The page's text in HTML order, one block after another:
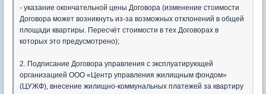
- указание окончательной цены Договора (изменение стоимости
Договора может возникнуть из-за возможных отклонений в общей
площади квартиры. Пересчёт стоимости в тех Договорах в
которых это предусмотрено);
2. Подписание Договора управления с эксплуатирующей
организацией ООО «Центр управления жилищным фондом»
(ЦУЖФ), внесение жилищно-коммунальных платежей за квартиру